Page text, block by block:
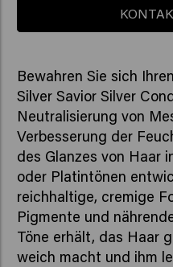
Bewahren Sie sich
Silver Savior Silver
Neutralisierung von
Verbesserung der
des Glanzes von Haar
oder Platintönen
reichhaltige, cremige
Pigmente und
Töne erhält, das Haar
weich macht und ihm